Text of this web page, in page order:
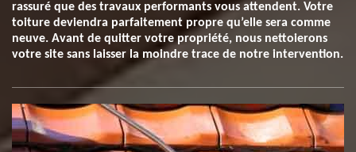
rassuré que des travaux performants vous attendent. Votre
toiture deviendra parfaitement propre qu’elle sera comme
neuve. Avant de quitter votre propriété, nous nettoierons
votre site sans laisser la moindre trace de notre intervention.